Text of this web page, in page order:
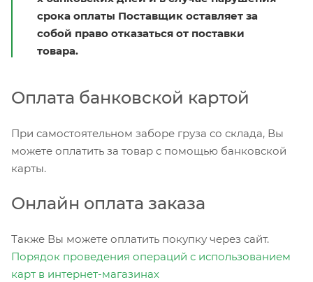
срока оплаты Поставщик оставляет за
собой право отказаться от поставки
товара.
Оплата банковской картой
При самостоятельном заборе груза со склада, Вы
можете оплатить за товар с помощью банковской
карты.
Онлайн оплата заказа
Также Вы можете оплатить покупку через сайт.
Порядок проведения операций с использованием
карт в интернет-магазинах